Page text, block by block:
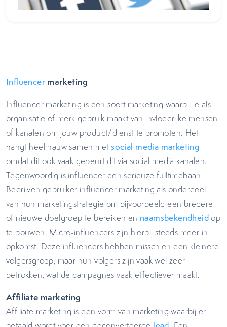
Influencer marketing
Influencer marketing is een soort marketing waarbij je als
organisatie of merk gebruik maakt van invloedrijke mensen
of kanalen om jouw product/dienst te promoten. Het
hangt heel nauw samen metsocial media marketing
omdat dit ook vaak gebeurt dit via social media kanalen.
Tegenwoordig is influencer een serieuze fulltimebaan.
Bedrijven gebruiker influencer marketing als onderdeel
van hun marketingstrategie om bijvoorbeeld een bredere
of nieuwe doelgroep te bereiken en naamsbekendheidop
te bouwen. Micro-influencers zijn hierbij steeds meer in
opkomst. Deze influencers hebben misschien een kleinere
volgersgroep, maar hun volgers zijn vaak wel zeer
betrokken, wat de campagnes vaak effectiever maakt.
Affiliate marketing
Affiliate marketing is een vorm van marketing waarbij er